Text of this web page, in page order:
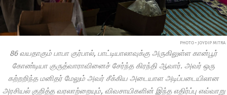
PHOTO • JOYDIP MITRA
86 வயதாகும் பாபா குர்பால், பாட்டியாலாவுக்கு அருகிலுள்ள கான்பூர்
கோண்டியா குருத்வாராவினைச் சேர்ந்த கிரந்தி ஆவார். அவர் ஒரு
கற்றறிந்த மனிதர் மேலும் அவர் சீக்கிய அடையாள அடிப்படையிலான
அரசியல் குறித்த வரலாற்றையும், விவசாயிகளின் இந்த எதிர்ப்பு எவ்வாறு